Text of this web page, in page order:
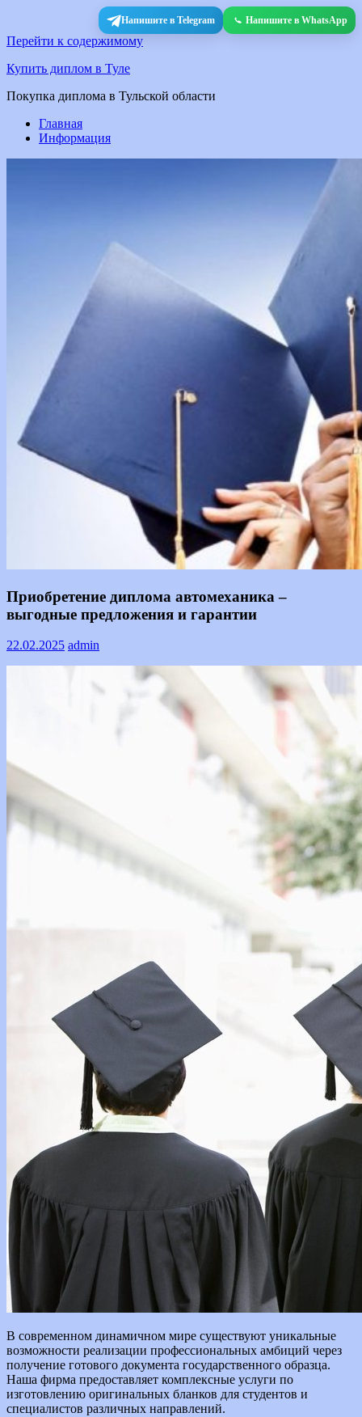
Напишите в Telegram Напишите в WhatsApp
Перейти к содержимому
Купить диплом в Туле
Покупка диплома в Тульской области
Главная
Информация
Text
Приобретение диплома автомеханика –
выгодные предложения и гарантии
22.02.2025 admin
В современном динамичном мире существуют уникальные
возможности реализации профессиональных амбиций через
получение готового документа государственного образца.
Наша фирма предоставляет комплексные услуги по
изготовлению оригинальных бланков для студентов и
специалистов различных направлений.